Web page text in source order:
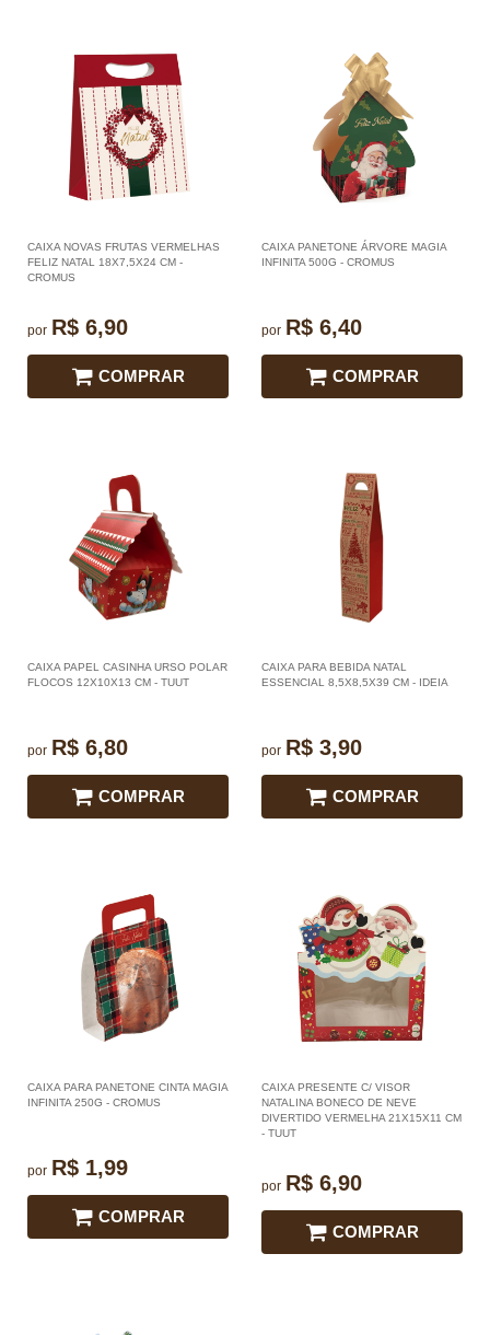
CAIXA NOVAS FRUTAS VERMELHAS
FELIZ NATAL 18X7,5X24 CM -
CROMUS
por R$ 6,90
COMPRAR
CAIXA PANETONE ÁRVORE MAGIA
INFINITA 500G - CROMUS
por R$ 6,40
COMPRAR
CAIXA PAPEL CASINHA URSO POLAR
FLOCOS 12X10X13 CM - TUUT
por R$ 6,80
COMPRAR
CAIXA PARA BEBIDA NATAL
ESSENCIAL 8,5X8,5X39 CM - IDEIA
por R$ 3,90
COMPRAR
CAIXA PARA PANETONE CINTA MAGIA
INFINITA 250G - CROMUS
por R$ 1,99
COMPRAR
CAIXA PRESENTE C/ VISOR
NATALINA BONECO DE NEVE
DIVERTIDO VERMELHA 21X15X11 CM
- TUUT
por R$ 6,90
COMPRAR